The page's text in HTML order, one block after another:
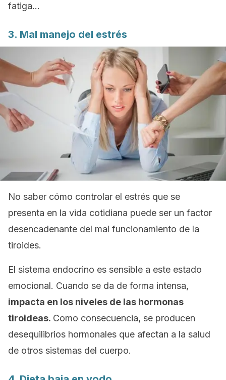
fatiga…
3. Mal manejo del estrés
No saber cómo controlar el estrés que se
presenta en la vida cotidiana puede ser un factor
desencadenante del mal funcionamiento de la
tiroides.
El sistema endocrino es sensible a este estado
emocional. Cuando se da de forma intensa,
impacta en los niveles de las hormonas
tiroideas. Como consecuencia, se producen
desequilibrios hormonales que afectan a la salud
de otros sistemas del cuerpo.